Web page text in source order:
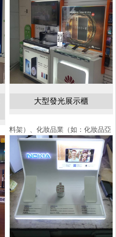
大型發光展示櫃
料架）、化妝品業（如：化妝品亞